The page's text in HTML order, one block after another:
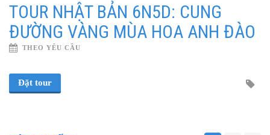
TOUR NHẬT BẢN 6N5D: CUNG
ĐƯỜNG VÀNG MÙA HOA ANH ĐÀO
THEO YÊU CẦU
Đặt tour